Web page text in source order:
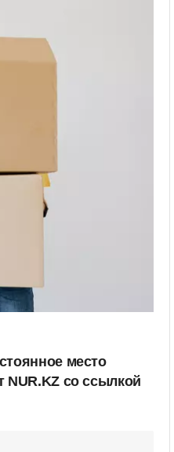
место
NUR.KZ со ссылкой